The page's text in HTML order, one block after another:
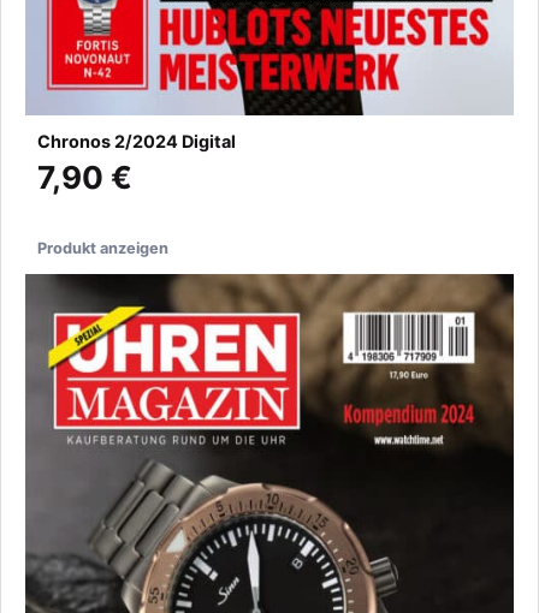
Chronos 2/2024 Digital
7,90 €
Produkt anzeigen